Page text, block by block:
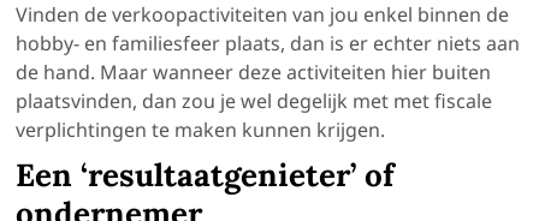
Vinden de verkoopactiviteiten van jou enkel binnen de
hobby- en familiesfeer plaats, dan is er echter niets aan
de hand. Maar wanneer deze activiteiten hier buiten
plaatsvinden, dan zou je wel degelijk met met fiscale
verplichtingen te maken kunnen krijgen.
Een ‘resultaatgenieter’ of